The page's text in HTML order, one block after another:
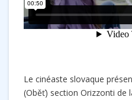
Le cinéaste slovaque
(Oběť) section Orizzonti de